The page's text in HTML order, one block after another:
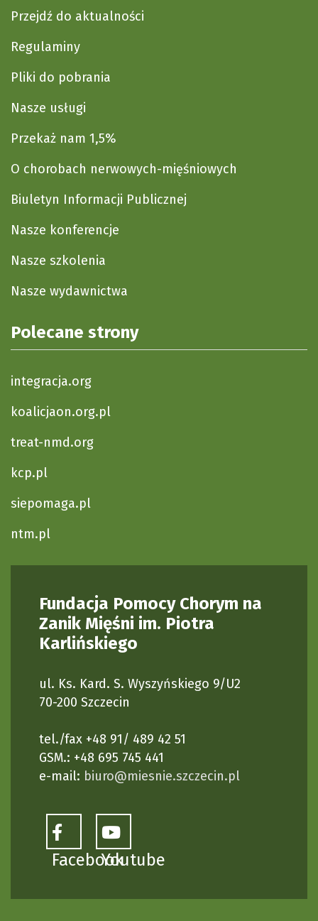
Przejdź do aktualności
Regulaminy
Pliki do pobrania
Nasze usługi
Przekaż nam 1,5%
O chorobach nerwowych-mięśniowych
Biuletyn Informacji Publicznej
Nasze konferencje
Nasze szkolenia
Nasze wydawnictwa
Polecane strony
integracja.org
koalicjaon.org.pl
treat-nmd.org
kcp.pl
siepomaga.pl
ntm.pl
Fundacja Pomocy Chorym na
Zanik Mięśni im. Piotra
Karlińskiego
ul. Ks. Kard. S. Wyszyńskiego 9/U2
70-200 Szczecin
tel./fax +48 91/ 489 42 51
GSM.: +48 695 745 441
e-mail: biuro@miesnie.szczecin.pl
FacebookYoutube